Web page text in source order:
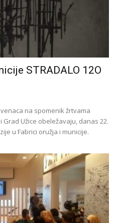
STRADALO 12O
na spomenik žrtvama
Užice obeležavaju, danas 22.
u Fabrici oružja i municije.